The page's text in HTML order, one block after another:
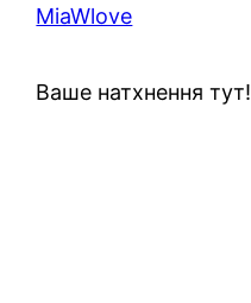
MiaWlove
Ваше натхнення тут!